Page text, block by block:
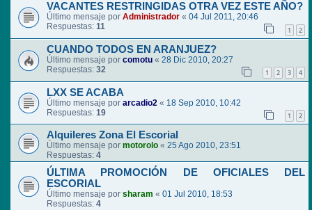
VACANTES RESTRINGIDAS OTRA VEZ ESTE AÑO?
Último mensaje por Administrador « 04 Jul 2011, 20:46
Respuestas: 11 1 2
CUANDO TODOS EN ARANJUEZ?
Último mensaje por comotu « 28 Dic 2010, 20:27
Respuestas: 32 1 2 3 4
LXX SE ACABA
Último mensaje por arcadio2 « 18 Sep 2010, 10:42
Respuestas: 19 1 2
Alquileres Zona El Escorial
Último mensaje por motorolo « 25 Ago 2010, 23:51
Respuestas: 4
ÚLTIMA PROMOCIÓN DE OFICIALES DEL
ESCORIAL
Último mensaje por sharam « 01 Jul 2010, 18:53
Respuestas: 4